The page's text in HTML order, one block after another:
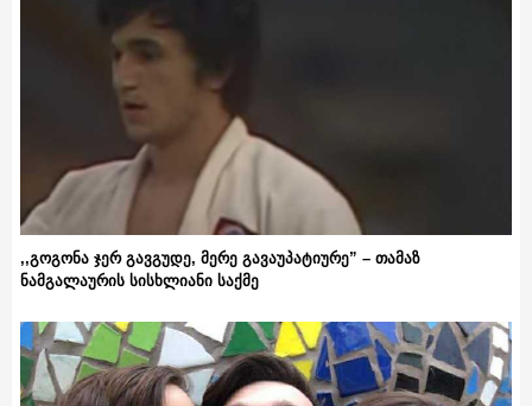
,,გოგონა ჯერ გავგუდე, მერე გავაუპატიურე” – თამაზ
ნამგალაურის სისხლიანი საქმე